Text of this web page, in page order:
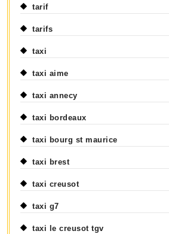
tarif
tarifs
taxi
taxi aime
taxi annecy
taxi bordeaux
taxi bourg st maurice
taxi brest
taxi creusot
taxi g7
taxi le creusot tgv